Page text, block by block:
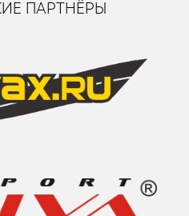
ПАРТНЁРЫ